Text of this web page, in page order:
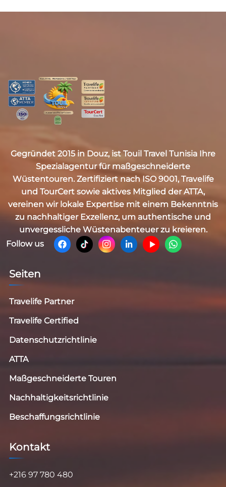
Gegründet 2015 in Douz, istTouil Travel Tunisia Ihre
Spezialagentur für maßgeschneiderte
Wüstentouren. Zertifiziert nach ISO 9001, Travelife
und TourCert sowie aktives Mitglied derATTA,
vereinen wir lokale Expertise mit einem Bekenntnis
zu nachhaltiger Exzellenz, um authentische und
unvergessliche Wüstenabenteuer zu kreieren.
Follow us
Seiten
Travelife Partner
Travelife Certified
Datenschutzrichtlinie
ATTA
Maßgeschneiderte Touren
Nachhaltigkeitsrichtlinie
Beschaffungsrichtlinie
Kontakt
+216 97 780 480